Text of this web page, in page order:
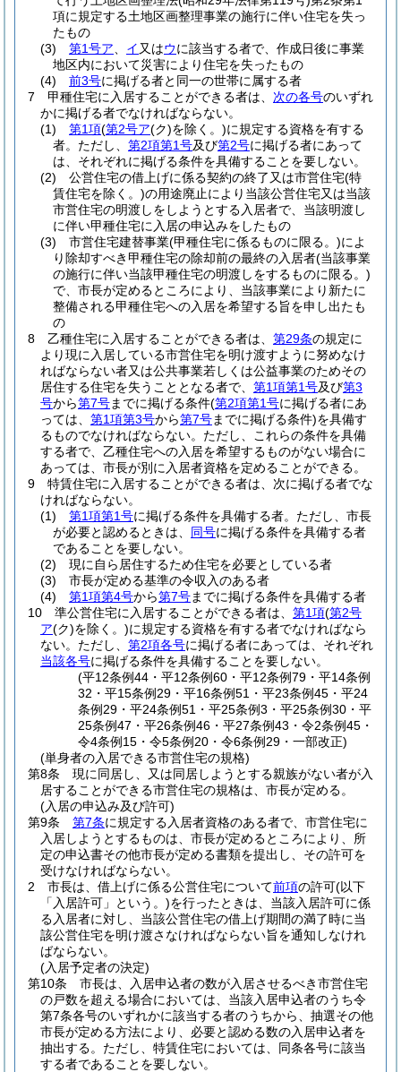
項に規定する土地区画整理事業の施行に伴い住宅を失っ
たもの
(3)
第1号ア イ 又はウに該当する者で、作成日後に事業
地区内において災害により住宅を失ったもの
(4)
前3号に掲げる者と同一の世帯に属する者
7
甲種住宅に入居することができる者は、 次の各号のいずれ
かに掲げる者でなければならない。
(1)
第1項(第2号ア(ク)を除く。)に規定する資格を有する
者。 ただし、 第2項第1号及び第2号に掲げる者にあって
は、それぞれに掲げる条件を具備することを要しない。
(2)
公営住宅の借上げに係る契約の終了又は市営住宅(特
賃住宅を除く。)の用途廃止により当該公営住宅又は当該
市営住宅の明渡しをしようとする入居者で、当該明渡し
に伴い甲種住宅に入居の申込みをしたもの
(3)
市営住宅建替事業(甲種住宅に係るものに限る。)によ
り除却すべき甲種住宅の除却前の最終の入居者(当該事業
の施行に伴い当該甲種住宅の明渡しをするものに限る。)
で、市長が定めるところにより、当該事業により新たに
整備される甲種住宅への入居を希望する旨を申し出たも
の
8
乙種住宅に入居することができる者は、 第29条の規定に
より現に入居している市営住宅を明け渡すように努めなけ
ればならない者又は公共事業若しくは公益事業のためその
居住する住宅を失うこととなる者で、 第1項第1号及び第3
号から第7号までに掲げる条件(第2項第1号に掲げる者にあ
っては、 第1項第3号から第7号までに掲げる条件)を具備す
るものでなければならない。 ただし、これらの条件を具備
する者で、乙種住宅への入居を希望するものがない場合に
あっては、市長が別に入居者資格を定めることができる。
9
特賃住宅に入居することができる者は、次に掲げる者でな
ければならない。
(1)
第1項第1号に掲げる条件を具備する者。 ただし、市長
が必要と認めるときは、 同号に掲げる条件を具備する者
であることを要しない。
(2)
現に自ら居住するため住宅を必要としている者
(3)
市長が定める基準の令収入のある者
(4)
第1項第4号から第7号までに掲げる条件を具備する者
10
準公営住宅に入居することができる者は、 第1項(第2号
ア(ク)を除く。)に規定する資格を有する者でなければなら
ない。 ただし、 第2項各号に掲げる者にあっては、それぞれ
当該各号に掲げる条件を具備することを要しない。
(平12条例44・平12条例60・平12条例79・平14条例
32・平15条例29・平16条例51・平23条例45・平24
条例29・平24条例51・平25条例3・平25条例30・平
25条例47・平26条例46・平27条例43・令2条例45・
令4条例15・令5条例20・令6条例29・一部改正)
(単身者の入居できる市営住宅の規格)
第8条
現に同居し、又は同居しようとする親族がない者が入
居することができる市営住宅の規格は、市長が定める。
(入居の申込み及び許可)
第9条
第7条に規定する入居者資格のある者で、市営住宅に
入居しようとするものは、市長が定めるところにより、所
定の申込書その他市長が定める書類を提出し、その許可を
受けなければならない。
2
市長は、借上げに係る公営住宅について前項の許可(以下
「入居許可」という。)を行ったときは、当該入居許可に係
る入居者に対し、当該公営住宅の借上げ期間の満了時に当
該公営住宅を明け渡さなければならない旨を通知しなけれ
ばならない。
(入居予定者の決定)
第10条
市長は、入居申込者の数が入居させるべき市営住宅
の戸数を超える場合においては、当該入居申込者のうち令
第7条各号のいずれかに該当する者のうちから、抽選その他
市長が定める方法により、必要と認める数の入居申込者を
抽出する。 ただし、特賃住宅においては、同条各号に該当
する者であることを要しない。